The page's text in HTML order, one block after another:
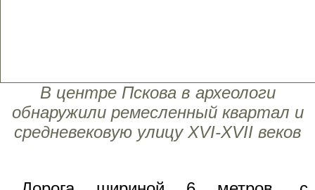
В центре Пскова в археологи
обнаружили ремесленный квартал и
средневековую улицу XVI-XVII веков